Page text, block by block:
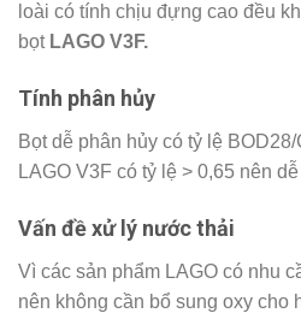
loài có tính chịu đựng cao đều
bọt LAGO V3F.
Tính phân hủy
Bọt dễ phân hủy có tỷ lệ
LAGO V3F có tỷ lệ > 0,65 nên
Vấn đề xử lý nước thải
Vì các sản phẩm LAGO có nhu
nên không cần bổ sung oxy cho